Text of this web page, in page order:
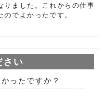
りました。これからの仕事
でよかったです。
さい
ったですか？